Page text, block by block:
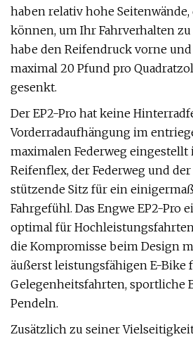
haben relativ hohe
können, um Ihr Fahrverhalten
habe den Reifendruck vorne
maximal 20 Pfund pro
gesenkt.
Der EP2-Pro hat keine
Vorderradaufhängung im
maximalen Federweg eingestellt
Reifenflex, der Federweg und
stützende Sitz für ein
Fahrgefühl. Das Engwe EP2-Pro
optimal für
die Kompromisse beim Design
äußerst leistungsfähigen E-Bike
Gelegenheitsfahrten, sportliche
Pendeln.
Zusätzlich zu seiner